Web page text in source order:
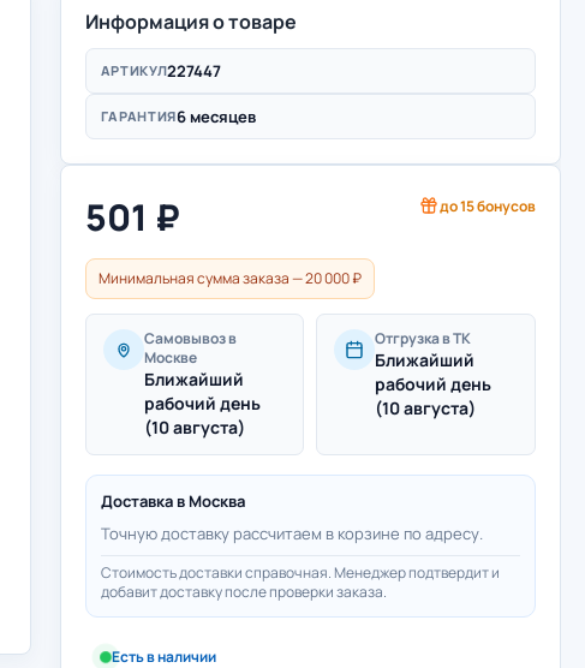
Информация о товаре
АРТИКУЛ227447
ГАРАНТИЯ6 месяцев
501 ₽ до15бонусов
Минимальная сумма заказа — 20 000 ₽
Самовывоз в
Москве
Ближайший
рабочий день
(10 августа)
Отгрузка в ТК
Ближайший
рабочий день
(10 августа)
Доставка в Москва
Точную доставку рассчитаем в корзине по адресу.
Стоимость доставки справочная. Менеджер подтвердит и
добавит доставку после проверки заказа.
Есть в наличии